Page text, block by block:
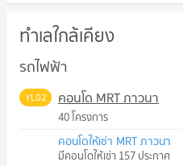
ทำเลใกล้เคียง
รถไฟฟ้า
YL02 คอนโด MRT ภาวนา
40 โครงการ
คอนโดให้เช่า MRT ภาวนา
มีคอนโดให้เช่า 157 ประกาศ